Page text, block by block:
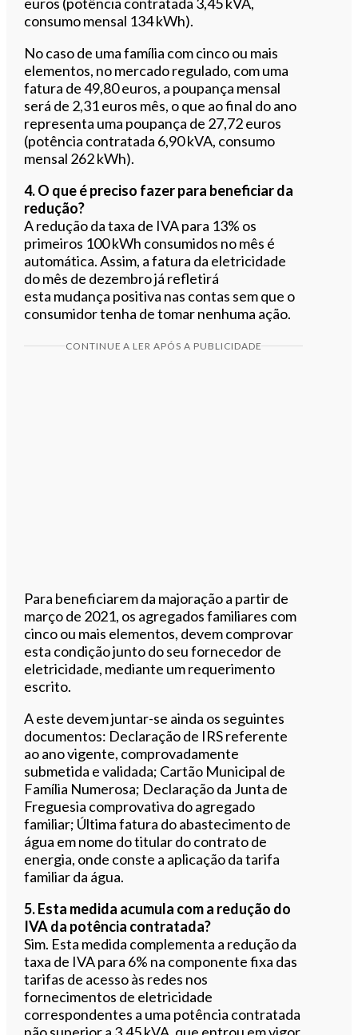
consumo mensal 134 kWh).
No caso de uma família com cinco ou mais
elementos, no mercado regulado, com uma
fatura de 49,80 euros, a poupança mensal
será de 2,31 euros mês, o que ao final do ano
representa uma poupança de 27,72 euros
(potência contratada 6,90 kVA, consumo
mensal 262 kWh).
4. O que é preciso fazer para beneficiar da
redução?
A redução da taxa de IVA para 13% os
primeiros 100 kWh consumidos no mês é
automática. Assim, a fatura da eletricidade
do mês de dezembro já refletirá
esta mudança positiva nas contas sem que o
consumidor tenha de tomar nenhuma ação.
CONTINUE A LER APÓS A PUBLICIDADE
Para beneficiarem da majoração a partir de
março de 2021, os agregados familiares com
cinco ou mais elementos, devem comprovar
esta condição junto do seu fornecedor de
eletricidade, mediante um requerimento
escrito.
A este devem juntar-se ainda os seguintes
documentos: Declaração de IRS referente
ao ano vigente, comprovadamente
submetida e validada; Cartão Municipal de
Família Numerosa; Declaração da Junta de
Freguesia comprovativa do agregado
familiar; Última fatura do abastecimento de
água em nome do titular do contrato de
energia, onde conste a aplicação da tarifa
familiar da água.
5. Esta medida acumula com a redução do
IVA da potência contratada?
Sim. Esta medida complementa a redução da
taxa de IVA para 6% na componente fixa das
tarifas de acesso às redes nos
fornecimentos de eletricidade
correspondentes a uma potência contratada